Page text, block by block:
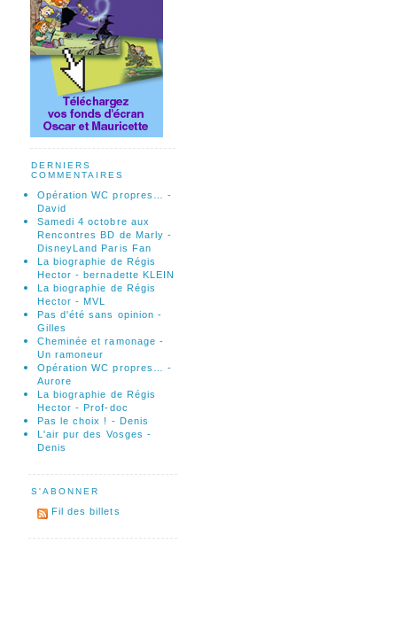
DERNIERS
COMMENTAIRES
Opération WC propres… -
David
Samedi 4 octobre aux
Rencontres BD de Marly -
DisneyLand Paris Fan
La biographie de Régis
Hector - bernadette KLEIN
La biographie de Régis
Hector - MVL
Pas d'été sans opinion -
Gilles
Cheminée et ramonage -
Un ramoneur
Opération WC propres… -
Aurore
La biographie de Régis
Hector - Prof-doc
Pas le choix ! - Denis
L'air pur des Vosges -
Denis
S'ABONNER
Fil des billets